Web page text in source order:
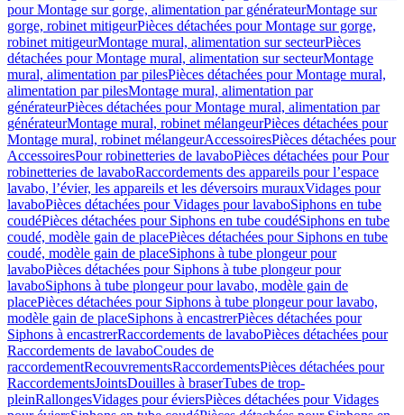
pour Montage sur gorge, alimentation par générateurMontage sur
gorge, robinet mitigeurPièces détachées pour Montage sur gorge,
robinet mitigeurMontage mural, alimentation sur secteurPièces
détachées pour Montage mural, alimentation sur secteurMontage
mural, alimentation par pilesPièces détachées pour Montage mural,
alimentation par pilesMontage mural, alimentation par
générateurPièces détachées pour Montage mural, alimentation par
générateurMontage mural, robinet mélangeurPièces détachées pour
Montage mural, robinet mélangeurAccessoiresPièces détachées pour
AccessoiresPour robinetteries de lavaboPièces détachées pour Pour
robinetteries de lavaboRaccordements des appareils pour l’espace
lavabo, l’évier, les appareils et les déversoirs murauxVidages pour
lavaboPièces détachées pour Vidages pour lavaboSiphons en tube
coudéPièces détachées pour Siphons en tube coudéSiphons en tube
coudé, modèle gain de placePièces détachées pour Siphons en tube
coudé, modèle gain de placeSiphons à tube plongeur pour
lavaboPièces détachées pour Siphons à tube plongeur pour
lavaboSiphons à tube plongeur pour lavabo, modèle gain de
placePièces détachées pour Siphons à tube plongeur pour lavabo,
modèle gain de placeSiphons à encastrerPièces détachées pour
Siphons à encastrerRaccordements de lavaboPièces détachées pour
Raccordements de lavaboCoudes de
raccordementRecouvrementsRaccordementsPièces détachées pour
RaccordementsJointsDouilles à braserTubes de trop-
pleinRallongesVidages pour éviersPièces détachées pour Vidages